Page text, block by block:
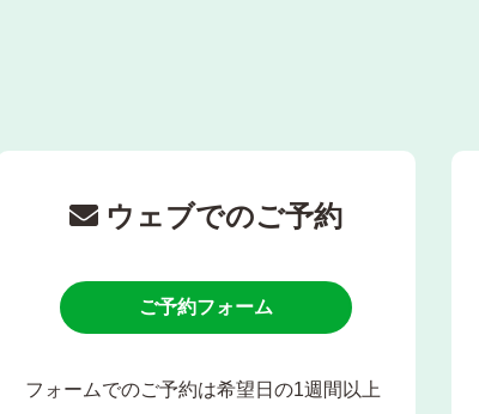
ウェブでのご予約
ご予約フォーム
フォームでのご予約は希望日の1週間以上